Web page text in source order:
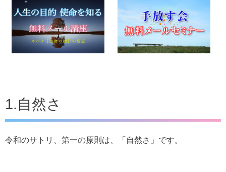
1.自然さ
令和のサトリ、第一の原則は、「自然さ」です。